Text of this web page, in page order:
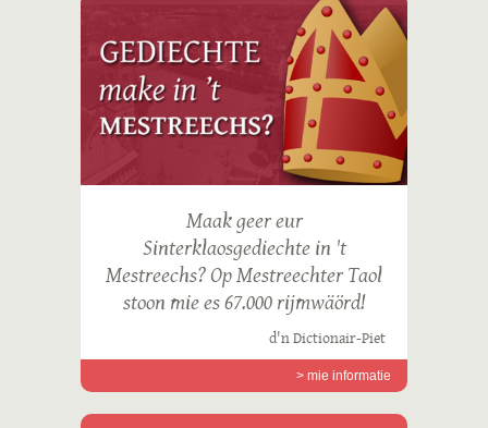
Maak geer eur
Sinterklaosgediechte in 't
Mestreechs? Op Mestreechter Taol
stoon mie es 67.000 rijmwäörd!
d'n Dictionair-Piet
> mie informatie